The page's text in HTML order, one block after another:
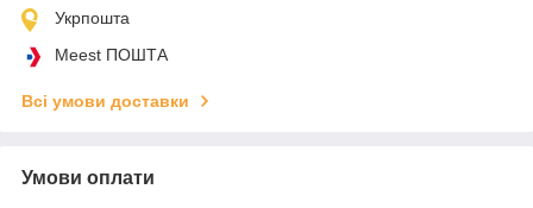
Укрпошта
Meest ПОШТА
Всі умови доставки
Умови оплати